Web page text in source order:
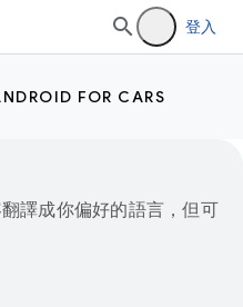
登入
FOR CARS
譯成你偏好的語言，但可